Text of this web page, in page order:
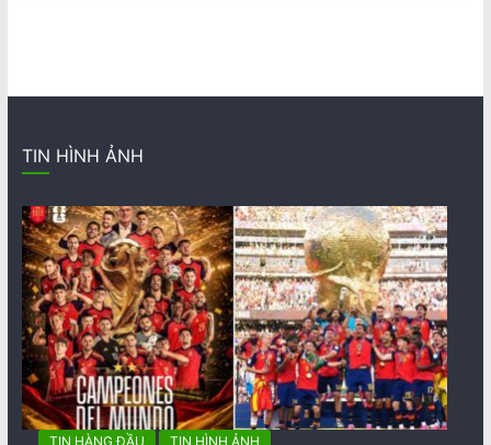
TIN HÌNH ẢNH
TIN HÀNG ĐẦU TIN HÌNH ẢNH